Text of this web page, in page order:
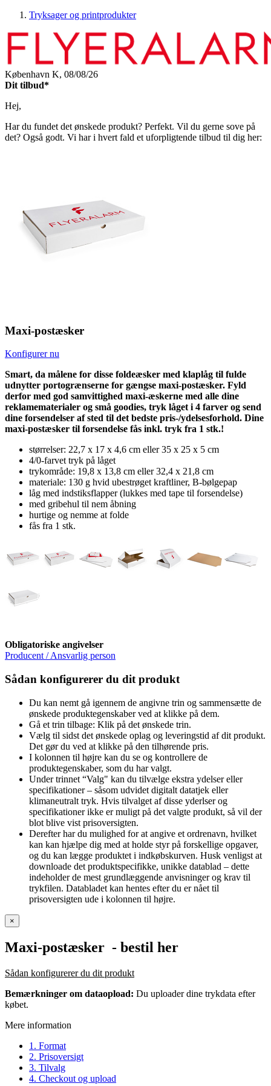
Tryksager og printprodukter
København K, 08/08/26
Dit tilbud*
Hej,
Har du fundet det ønskede produkt? Perfekt. Vil du gerne sove på
det? Også godt. Vi har i hvert fald et uforpligtende tilbud til dig her:
Maxi-postæsker
Konfigurer nu
Smart, da målene for disse foldeæsker med klaplåg til fulde
udnytter portogrænserne for gængse maxi-postæsker. Fyld
derfor med god samvittighed maxi-æskerne med alle dine
reklamematerialer og små goodies, tryk låget i 4 farver og send
dine forsendelser af sted til det bedste pris-/ydelsesforhold. Dine
maxi-postæsker til forsendelse fås inkl. tryk fra 1 stk.!
størrelser: 22,7 x 17 x 4,6 cm eller 35 x 25 x 5 cm
4/0-farvet tryk på låget
trykområde: 19,8 x 13,8 cm eller 32,4 x 21,8 cm
materiale: 130 g hvid ubestrøget kraftliner, B-bølgepap
låg med indstiksflapper (lukkes med tape til forsendelse)
med gribehul til nem åbning
hurtige og nemme at folde
fås fra 1 stk.
Obligatoriske angivelser
Producent / Ansvarlig person
Sådan konfigurerer du dit produkt
Du kan nemt gå igennem de angivne trin og sammensætte de
ønskede produktegenskaber ved at klikke på dem.
Gå et trin tilbage: Klik på det ønskede trin.
Vælg til sidst det ønskede oplag og leveringstid af dit produkt.
Det gør du ved at klikke på den tilhørende pris.
I kolonnen til højre kan du se og kontrollere de
produktegenskaber, som du har valgt.
Under trinnet “Valg" kan du tilvælge ekstra ydelser eller
specifikationer – såsom udvidet digitalt datatjek eller
klimaneutralt tryk. Hvis tilvalget af disse yderlser og
specifikationer ikke er muligt på det valgte produkt, så vil der
blot blive vist prisoversigten.
Derefter har du mulighed for at angive et ordrenavn, hvilket
kan kan hjælpe dig med at holde styr på forskellige opgaver,
og du kan lægge produktet i indkøbskurven. Husk venligst at
downloade det produktspecifikke, unikke datablad – dette
indeholder de mest grundlæggende anvisninger og krav til
trykfilen. Databladet kan hentes efter du er nået til
prisoversigten ude i kolonnen til højre.
×
Maxi-postæsker - bestil her
Sådan konfigurerer du dit produkt
Bemærkninger om dataopload: Du uploader dine trykdata efter
købet.
Mere information
1. Format
2. Prisoversigt
3. Tilvalg
4. Checkout og upload